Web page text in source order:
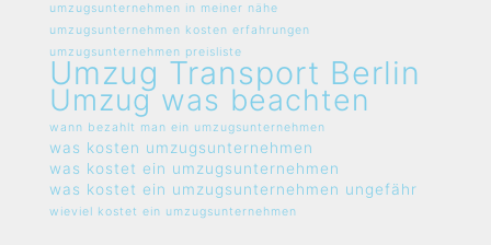
umzugsunternehmen in meiner nähe
umzugsunternehmen kosten erfahrungen
umzugsunternehmen preisliste
Umzug Transport Berlin
Umzug was beachten
wann bezahlt man ein umzugsunternehmen
was kosten umzugsunternehmen
was kostet ein umzugsunternehmen
was kostet ein umzugsunternehmen ungefähr
wieviel kostet ein umzugsunternehmen